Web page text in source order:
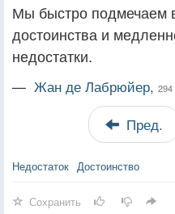
Мы быстро подмечаем
достоинства и
недостатки.
— Жан де Лабрюйер, 294
Пред.
Недостаток Достоинство
Сохранить